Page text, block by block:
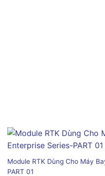
Module RTK Dùng Cho Máy
PART 01